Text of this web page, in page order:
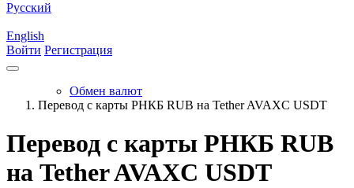
Русский
English
Войти Регистрация
Обмен валют
Перевод с карты РНКБ RUB на Tether AVAXC USDT
Перевод с карты РНКБ RUB
на Tether AVAXC USDT